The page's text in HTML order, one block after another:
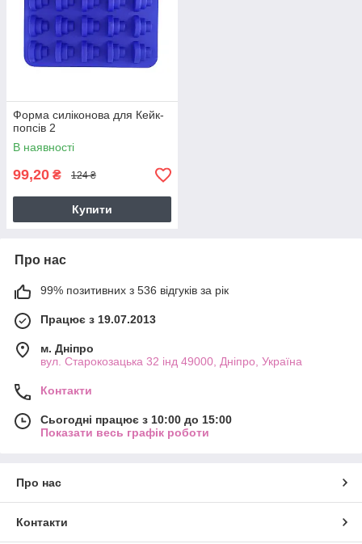
Форма силіконова для Кейк-
попсів 2
В наявності
99,20 ₴ 124 ₴
Купити
Про нас
99% позитивних з 536 відгуків за рік
Працює з 19.07.2013
м. Дніпро
вул. Старокозацька 32 інд 49000, Дніпро, Україна
Контакти
Сьогодні працює з 10:00 до 15:00
Показати весь графік роботи
Про нас
Контакти